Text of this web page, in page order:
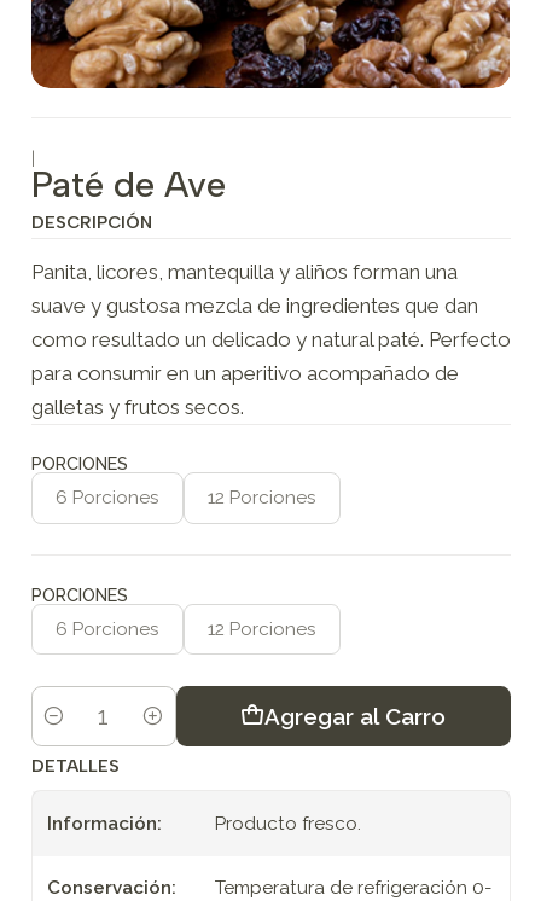
|
Paté de Ave
DESCRIPCIÓN
Panita, licores, mantequilla y aliños forman una
suave y gustosa mezcla de ingredientes que dan
como resultado un delicado y natural paté. Perfecto
para consumir en un aperitivo acompañado de
galletas y frutos secos.
PORCIONES
6 Porciones 12 Porciones
PORCIONES
6 Porciones 12 Porciones
Cantidad
Agregar al Carro
DETALLES
Información: Producto fresco.
Conservación:
Temperatura de refrigeración 0-